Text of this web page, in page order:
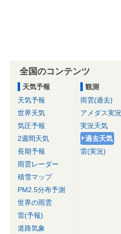
全国のコンテンツ
天気予報
天気予報
世界天気
気圧予報
2週間天気
長期予報
雨雲レーダー
積雪マップ
PM2.5分布予測
世界の雨雲
雷(予報)
道路気象
観測
雨雲(過去)
アメダス実況
実況天気
過去天気
雷(実況)